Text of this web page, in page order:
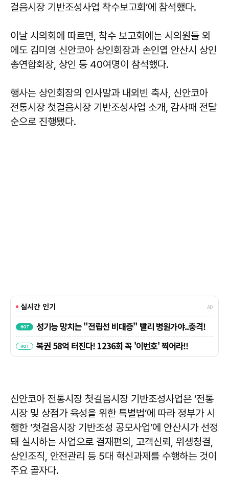
걸음시장 기반조성사업 착수보고회’에 참석했다.
이날 시의회에 따르면, 착수 보고회에는 시의원들 외
에도 김미영 신안코아 상인회장과 손인엽 안산시 상인
총연합회장, 상인 등 40여명이 참석했다.
행사는 상인회장의 인사말과 내외빈 축사, 신안코아
전통시장 첫걸음시장 기반조성사업 소개, 감사패 전달
순으로 진행됐다.
신안코아 전통시장 첫걸음시장 기반조성사업은 ‘전통
시장 및 상점가 육성을 위한 특별법’에 따라 정부가 시
행한 ‘첫걸음시장 기반조성 공모사업’에 안산시가 선정
돼 실시하는 사업으로 결재편의, 고객신뢰, 위생청결,
상인조직, 안전관리 등 5대 혁신과제를 수행하는 것이
주요 골자다.